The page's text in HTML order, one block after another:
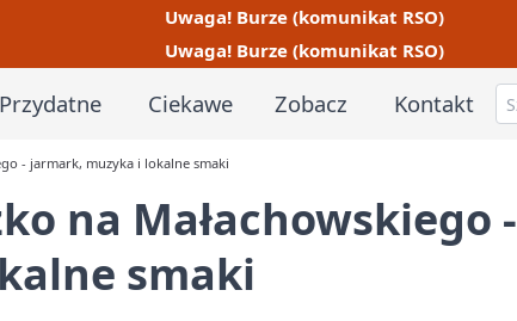
Uwaga! Burze (komunikat RSO)
Uwaga! Burze (komunikat RSO)
Przydatne Ciekawe Zobacz Kontakt
- jarmark, muzyka i lokalne smaki
na Małachowskiego -
smaki